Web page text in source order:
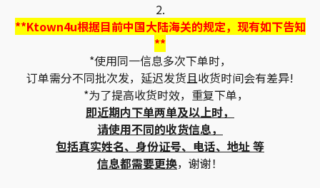
2.
**Ktown4u根据目前中国大陆海关的规定，现有如下告知
**
*使用同一信息多次下单时，
订单需分不同批次发，延迟发货且收货时间会有差异!
*为了提高收货时效，重复下单，
即近期内下单两单及以上时，
请使用不同的收货信息，
包括真实姓名、身份证号、电话、地址 等
信息都需要更换，谢谢！